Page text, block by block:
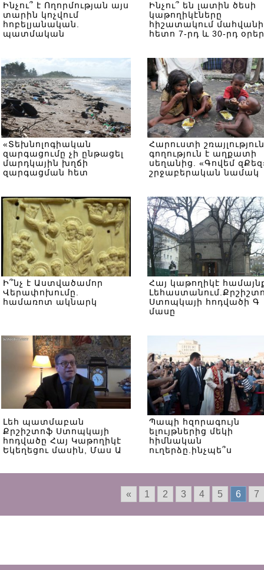
Ինչու՞ է Ողորմության այս
տարին կոչվում
հոբելյանական.
պատմական
Ինչու՞ են լատին ծեսի
կաթողիկէները
հիշատակում
հետո 7-րդ և 30-րդ
«Տեխնոլոգիական
զարգացումը չի ընթացել
մարդկային խղճի
զարգացման հետ
շրջաբերականից
Հարուստի
գողություն է աղքատի
սեղանից. «Գովեմ
շրջաբերական նամակ
Ի՞նչ է Աստվածամոր
Վերափոխումը.
համառոտ ակնարկ
Հայ կաթողիկէ
Ստոպկայի հոդվածի Գ
մասը
Լեհ պատմաբան
Քրշիշտոֆ Ստոպկայի
հոդվածը Հայ Կաթողիկէ
Եկեղեցու մասին, Մաս Ա
Պապի հզորագույն
ելույթներից մեկի
հիմնական
ուղերձը.ինչպե՞ս
« 1 2 3 4 5 6 7